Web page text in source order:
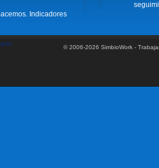
Indicadores
© 2006-2026 SimbioWork -